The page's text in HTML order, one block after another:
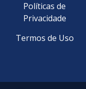
Políticas de
Privacidade
Termos de Uso